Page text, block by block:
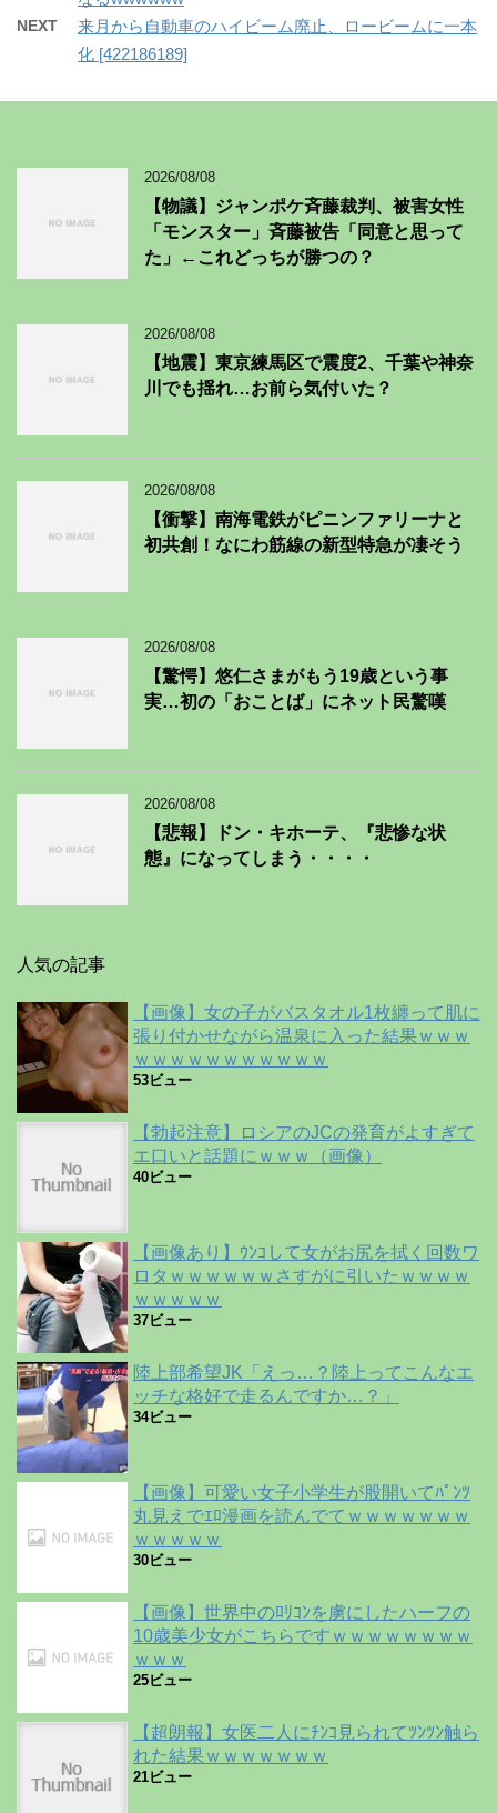
NEXT
来月から自動車のハイビーム廃止、ロービームに一本
化 [422186189]
2026/08/08
【物議】ジャンポケ斉藤裁判、被害女性
「モンスター」斉藤被告「同意と思って
た」←これどっちが勝つの？
2026/08/08
【地震】東京練馬区で震度2、千葉や神奈
川でも揺れ…お前ら気付いた？
2026/08/08
【衝撃】南海電鉄がピニンファリーナと
初共創！なにわ筋線の新型特急が凄そう
2026/08/08
【驚愕】悠仁さまがもう19歳という事
実…初の「おことば」にネット民驚嘆
2026/08/08
【悲報】ドン・キホーテ、『悲惨な状
態』になってしまう・・・・
人気の記事
【画像】女の子がバスタオル1枚纏って肌に
張り付かせながら温泉に入った結果ｗｗｗ
ｗｗｗｗｗｗｗｗｗｗｗ
53ビュー
【勃起注意】ロシアのJCの発育がよすぎて
エ口いと話題にｗｗｗ（画像）
40ビュー
【画像あり】ｳﾝｺして女がお尻を拭く回数ワ
ロタｗｗｗｗｗｗさすがに引いたｗｗｗｗ
ｗｗｗｗｗ
37ビュー
陸上部希望JK「えっ…？陸上ってこんなエ
ッチな格好で走るんですか…？」
34ビュー
【画像】可愛い女子小学生が股開いてﾊﾟﾝﾂ
丸見えでｴﾛ漫画を読んでてｗｗｗｗｗｗｗ
ｗｗｗｗｗ
30ビュー
【画像】世界中のﾛﾘｺﾝを虜にしたハーフの
10歳美少女がこちらですｗｗｗｗｗｗｗｗ
ｗｗｗ
25ビュー
【超朗報】女医二人にﾁﾝｺ見られてﾂﾝﾂﾝ触ら
れた結果ｗｗｗｗｗｗｗ
21ビュー